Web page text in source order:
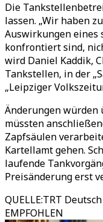
Die
lassen. „Wir haben
Auswirkungen eines
konfrontiert sind,
wird Daniel Kaddik,
Tankstellen, in der „
„Leipziger
Änderungen würden
müssten
Zapfsäulen
Kartellamt gehen.
laufende
Preisänderung erst
QUELLE:TRT
EMPFOHLEN